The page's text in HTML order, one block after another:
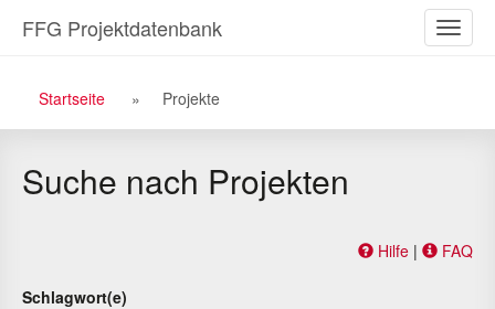
den
Inhalt
ein-/
FFG Projektdatenbank
Breadcrumb
Navigation
Startseite Projekte
Suche nach Projekten
Hilfe | FAQ
Schlagwort(e)